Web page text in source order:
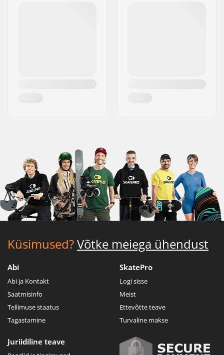
Küsimused?Võtke meiega ühendust
Abi
Abi ja Kontakt
Saatmisinfo
Tellimuse staatus
Tagastamine
SkatePro
Logi sisse
Meist
Ettevõtte teave
Turvaline makse
Juriidiline teave